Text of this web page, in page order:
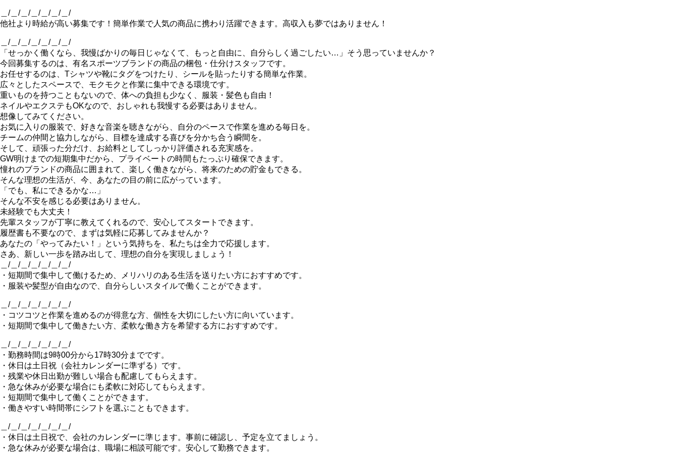
＿/＿/＿/＿/＿/＿/＿/
他社より時給が高い募集です！簡単作業で人気の商品に携わり活躍できます。高収入も夢ではありません！
＿/＿/＿/＿/＿/＿/＿/
「せっかく働くなら、我慢ばかりの毎日じゃなくて、もっと自由に、自分らしく過ごしたい…」そう思っていませんか？
今回募集するのは、有名スポーツブランドの商品の梱包・仕分けスタッフです。
お任せするのは、Tシャツや靴にタグをつけたり、シールを貼ったりする簡単な作業。
広々としたスペースで、モクモクと作業に集中できる環境です。
重いものを持つこともないので、体への負担も少なく、服装・髪色も自由！
ネイルやエクステもOKなので、おしゃれも我慢する必要はありません。
想像してみてください。
お気に入りの服装で、好きな音楽を聴きながら、自分のペースで作業を進める毎日を。
チームの仲間と協力しながら、目標を達成する喜びを分かち合う瞬間を。
そして、頑張った分だけ、お給料としてしっかり評価される充実感を。
GW明けまでの短期集中だから、プライベートの時間もたっぷり確保できます。
憧れのブランドの商品に囲まれて、楽しく働きながら、将来のための貯金もできる。
そんな理想の生活が、今、あなたの目の前に広がっています。
「でも、私にできるかな…」
そんな不安を感じる必要はありません。
未経験でも大丈夫！
先輩スタッフが丁寧に教えてくれるので、安心してスタートできます。
履歴書も不要なので、まずは気軽に応募してみませんか？
あなたの「やってみたい！」という気持ちを、私たちは全力で応援します。
さあ、新しい一歩を踏み出して、理想の自分を実現しましょう！
＿/＿/＿/＿/＿/＿/＿/
・短期間で集中して働けるため、メリハリのある生活を送りたい方におすすめです。
・服装や髪型が自由なので、自分らしいスタイルで働くことができます。
＿/＿/＿/＿/＿/＿/＿/
・コツコツと作業を進めるのが得意な方、個性を大切にしたい方に向いています。
・短期間で集中して働きたい方、柔軟な働き方を希望する方におすすめです。
＿/＿/＿/＿/＿/＿/＿/
・勤務時間は9時00分から17時30分までです。
・休日は土日祝（会社カレンダーに準ずる）です。
・残業や休日出勤が難しい場合も配慮してもらえます。
・急な休みが必要な場合にも柔軟に対応してもらえます。
・短期間で集中して働くことができます。
・働きやすい時間帯にシフトを選ぶこともできます。
＿/＿/＿/＿/＿/＿/＿/
・休日は土日祝で、会社のカレンダーに準じます。事前に確認し、予定を立てましょう。
・急な休みが必要な場合は、職場に相談可能です。安心して勤務できます。